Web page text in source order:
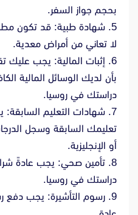
بحجم جواز السفر.
5. شهادة طبية: قد تكون
لا تعاني من أمراض معدية.
6. إثبات المالية: يجب عليك
بأن لديك الوسائل المالية
دراستك في روسيا.
7. شهادات التعليم
تعليمك السابقة وسجل
أو الإنجليزية.
8. تأمين صحي: يجب عادةً
دراستك في روسيا.
9. رسوم التأشيرة: يجب دفع